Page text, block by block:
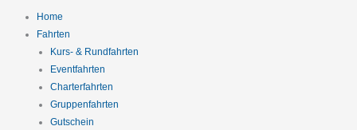
Home
Fahrten
Kurs- & Rundfahrten
Eventfahrten
Charterfahrten
Gruppenfahrten
Gutschein